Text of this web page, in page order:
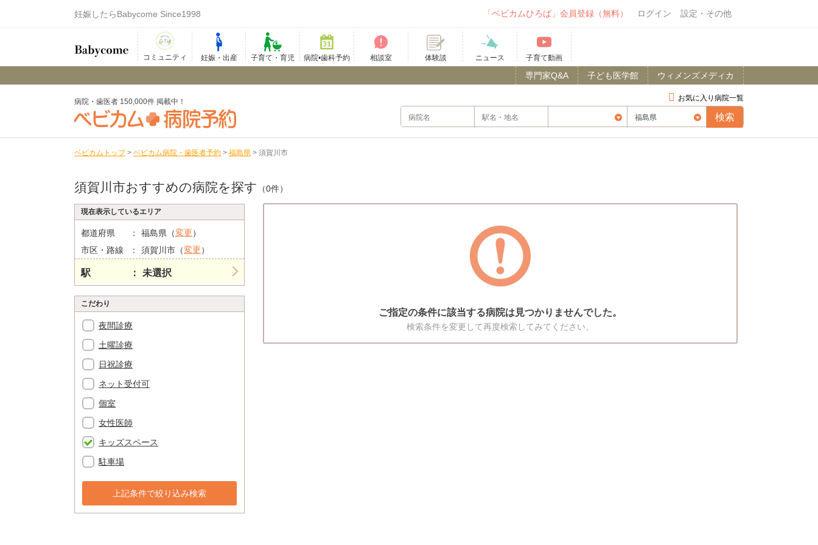
妊娠したらBabycome Since1998 「ベビカムひろば」会員登録（無料） ログイン 設定・その他
コミュニティ 妊娠・出産 子育て・育児 病院•歯科予約 相談室 体験談 ニュース 子育て動画
ウィメンズメディカ
子ども医学館
専門家Q&A
お気に入り病院一覧
病院・歯医者 150,000件 掲載中！
ベビカムトップ > ベビカム病院・歯医者予約 > 福島県 > 須賀川市
須賀川市おすすめの病院を探す （0件）
現在表示しているエリア
都道府県 福島県（変更）
市区・路線
須賀川市（変更）
駅 未選択
こだわり
夜間診療
土曜診療
日祝診療
ネット受付可
個室
女性医師
キッズスペース
駐車場
上記条件で絞り込み検索
ご指定の条件に該当する病院は見つかりませんでした。
検索条件を変更して再度検索してみてください。